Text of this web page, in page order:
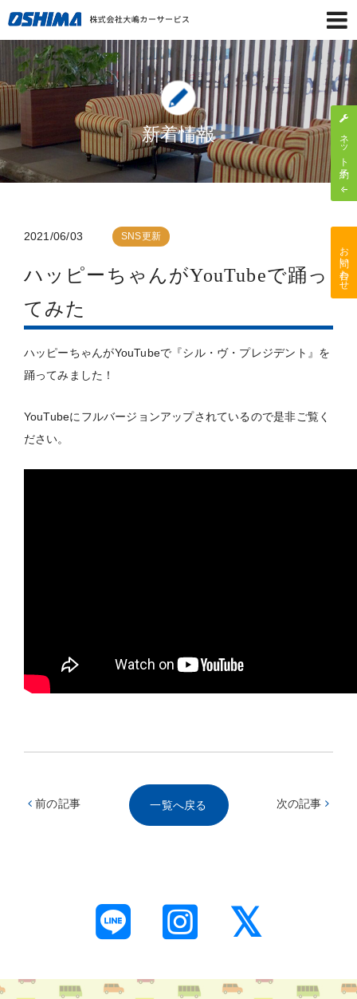
新着情報
2021/06/03 SNS更新
ハッピーちゃんがYouTubeで踊っ
てみた
ハッピーちゃんがYouTubeで『シル・ヴ・プレジデント』を
踊ってみました！
YouTubeにフルバージョンアップされているので是非ご覧く
ださい。
一覧へ戻る
前の記事 次の記事
ネット予約
お問い合わせ